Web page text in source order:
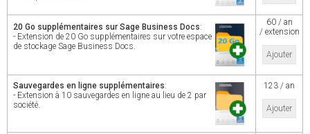
20 Go supplémentaires sur Sage Business Docs:
- Extension de 20 Go supplémentaires sur votre espace
de stockage Sage Business Docs.
60 / an
/ extension
Ajouter
Sauvegardes en ligne supplémentaires:
- Extension à 10 sauvegardes en ligne au lieu de 2 par
société.
123 / an
Ajouter